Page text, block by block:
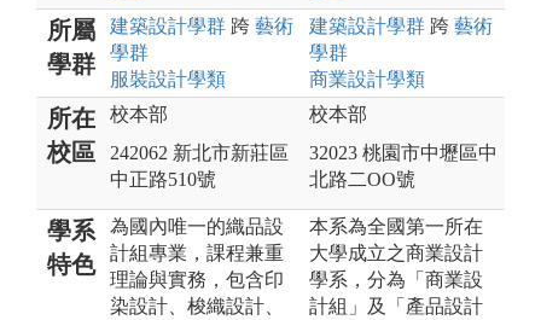
所屬
學群
建築設計學群 跨 藝術
學群
服裝設計學類
建築設計學群 跨 藝術
學群
商業設計學類
所在
校區
校本部
242062 新北市新莊區
中正路510號
校本部
32023 桃園市中壢區中
北路二OO號
學系
特色
為國內唯一的織品設
計組專業，課程兼重
理論與實務，包含印
染設計、梭織設計、
本系為全國第一所在
大學成立之商業設計
學系，分為「商業設
計組」及「產品設計